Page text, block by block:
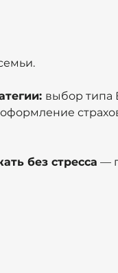
выбор
без стресса —